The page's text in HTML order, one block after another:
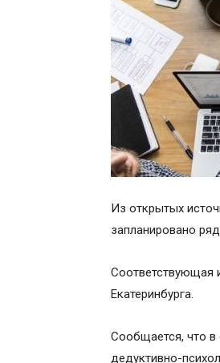
Из открытых
запланировано
Соответствующая
Екатеринбурга.
Сообщается, что в
дедуктивно-